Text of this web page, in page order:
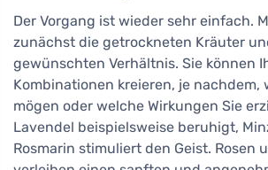
Der Vorgang ist wieder sehr einfach.
zunächst die getrockneten Kräuter
gewünschten Verhältnis. Sie können
Kombinationen kreieren, je nachdem,
mögen oder welche Wirkungen Sie
Lavendel beispielsweise beruhigt,
Rosmarin stimuliert den Geist. Rosen